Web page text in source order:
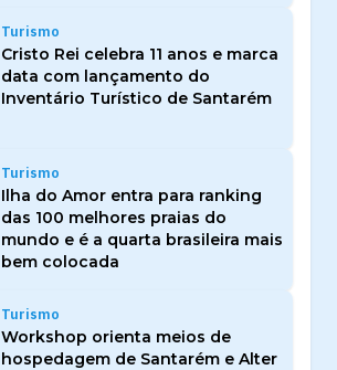
Turismo
Cristo Rei celebra 11 anos e marca
data com lançamento do
Inventário Turístico de Santarém
Turismo
Ilha do Amor entra para ranking
das 100 melhores praias do
mundo e é a quarta brasileira mais
bem colocada
Turismo
Workshop orienta meios de
hospedagem de Santarém e Alter